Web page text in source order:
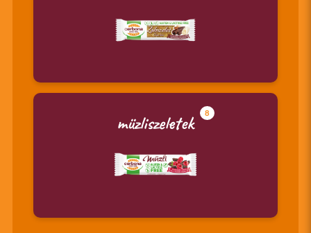
8
müzliszeletek